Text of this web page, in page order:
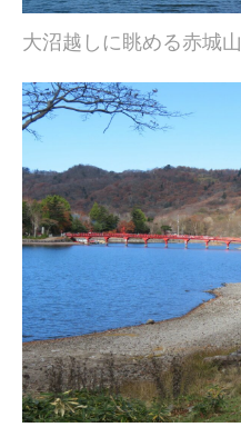
大沼越しに眺める赤城山